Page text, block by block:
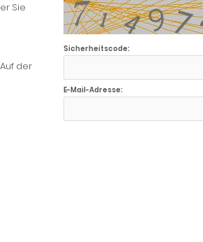
Sie
der
Sicherheitscode:
E-Mail-Adresse: